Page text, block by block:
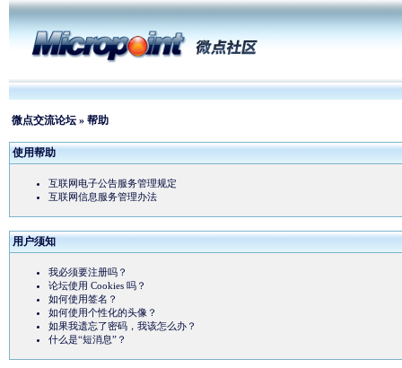
微点交流论坛 » 帮助
使用帮助
互联网电子公告服务管理规定
互联网信息服务管理办法
用户须知
我必须要注册吗？
论坛使用 Cookies 吗？
如何使用签名？
如何使用个性化的头像？
如果我遗忘了密码，我该怎么办？
什么是“短消息”？